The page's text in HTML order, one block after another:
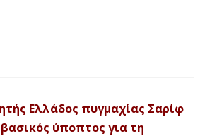
Ελλάδος πυγμαχίας Σαρίφ
ύποπτος για τη